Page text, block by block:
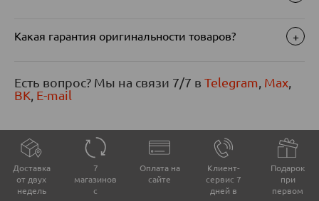
Какая гарантия оригинальности товаров? +
Есть вопрос? Мы на связи 7/7 в Telegram Max
ВК E-mail
Доставка
от двух
недель
7
магазинов
с
Оплата на
сайте
Клиент-
сервис 7
дней в
Подарок
при
первом